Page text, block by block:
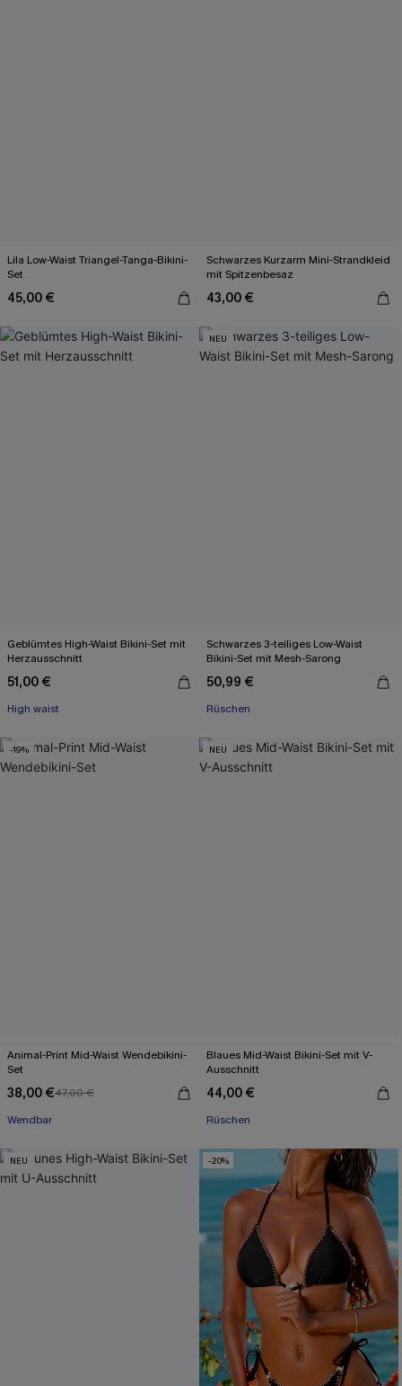
Lila Low-Waist Triangel-Tanga-Bikini-
Set
45,00 €
Schwarzes Kurzarm Mini-Strandkleid
mit Spitzenbesaz
43,00 €
Geblümtes High-Waist Bikini-Set mit
Herzausschnitt
51,00 €
High waist
NEU
Schwarzes 3-teiliges Low-Waist
Bikini-Set mit Mesh-Sarong
50,99 €
Rüschen
-19%
Animal-Print Mid-Waist Wendebikini-
Set
38,00 €47,00 €
Wendbar
NEU
Blaues Mid-Waist Bikini-Set mit V-
Ausschnitt
44,00 €
Rüschen
NEU -20%